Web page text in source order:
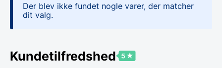
Der blev ikke fundet nogle varer, der matcher
dit valg.
Kundetilfredshed